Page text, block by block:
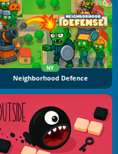
NY
Neighborhood Defence